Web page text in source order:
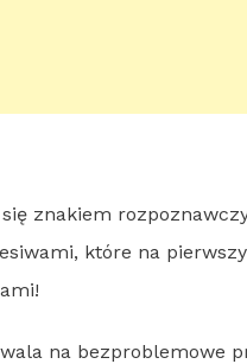
się znakiem
które na
na bezproblemowe